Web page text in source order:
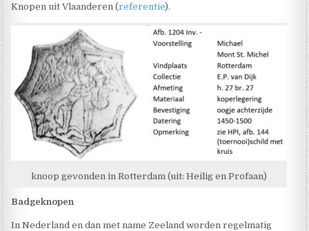
Knopen uit Vlaanderen (referentie).
knoop gevonden in Rotterdam (uit: Heilig en Profaan)
Badgeknopen
In Nederland en dan met name Zeeland worden regelmatig